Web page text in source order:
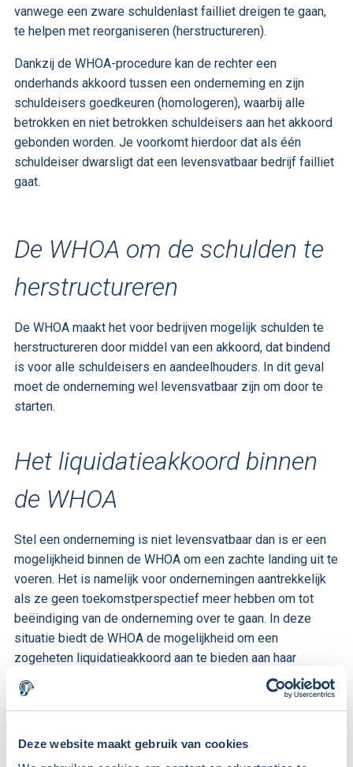
Deze website maakt gebruik van cookies
vanwege een zware schuldenlast failliet dreigen te gaan,
te helpen met reorganiseren (herstructureren).
Dankzij de WHOA-procedure kan de rechter een
onderhands akkoord tussen een onderneming en zijn
schuldeisers goedkeuren (homologeren), waarbij alle
betrokken en niet betrokken schuldeisers aan het akkoord
gebonden worden. Je voorkomt hierdoor dat als één
schuldeiser dwarsligt dat een levensvatbaar bedrijf failliet
gaat.
De WHOA om de schulden te
herstructureren
De WHOA maakt het voor bedrijven mogelijk schulden te
herstructureren door middel van een akkoord, dat bindend
is voor alle schuldeisers en aandeelhouders. In dit geval
moet de onderneming wel levensvatbaar zijn om door te
starten.
Het liquidatieakkoord binnen
de WHOA
Stel een onderneming is niet levensvatbaar dan is er een
mogelijkheid binnen de WHOA om een zachte landing uit te
voeren. Het is namelijk voor ondernemingen aantrekkelijk
als ze geen toekomstperspectief meer hebben om tot
beëindiging van de onderneming over te gaan. In deze
situatie biedt de WHOA de mogelijkheid om een
zogeheten liquidatieakkoord aan te bieden aan haar
schuldeisers. Bij een liquidatieakkoord wordt het gehele
vermogen van de onderneming ter beschikking gesteld aan
worden afgewikkeld en beëindigd.